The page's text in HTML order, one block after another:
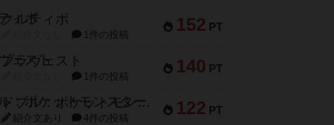
152 PT
クルティボ
1件の投稿
140 PT
ブラヴェスト
1件の投稿
122 PT
ドブル：ポケットモンスター
紹介文あり 4件の投稿